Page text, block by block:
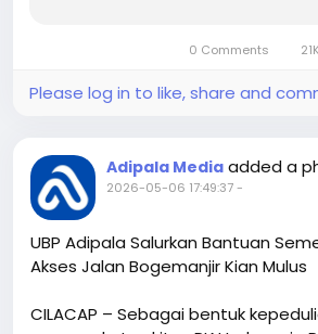
0 Comments
Please log in to like, share and
Adipala Media added a
2026-05-06 17:49:37-
UBP Adipala Salurkan Bantuan
Akses Jalan Bogemanjir Kian Mulus
CILACAP – Sebagai bentuk